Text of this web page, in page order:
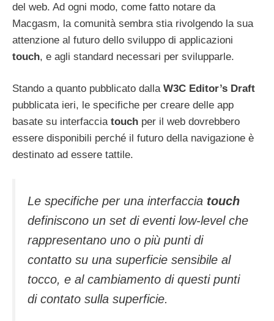
del web. Ad ogni modo, come fatto notare da
Macgasm, la comunità sembra stia rivolgendo la sua
attenzione al futuro dello sviluppo di applicazioni
touch, e agli standard necessari per svilupparle.
Stando a quanto pubblicato dalla W3C Editor’s Draft
pubblicata ieri, le specifiche per creare delle app
basate su interfaccia touch per il web dovrebbero
essere disponibili perché il futuro della navigazione è
destinato ad essere tattile.
Le specifiche per una interfaccia touch
definiscono un set di eventi low-level che
rappresentano uno o più punti di
contatto su una superficie sensibile al
tocco, e al cambiamento di questi punti
di contato sulla superficie.